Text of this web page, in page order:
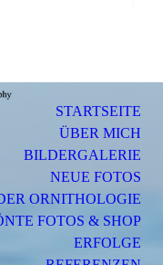
STARTSEITE
ÜBER MICH
BILDERGALERIE
NEUE FOTOS
ORNITHOLOGIE
FOTOS & SHOP
ERFOLGE